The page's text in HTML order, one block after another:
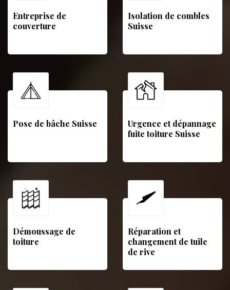
Entreprise de
couverture
Isolation de combles
Suisse
Pose de bâche Suisse
Urgence et dépannage
fuite toiture Suisse
Démoussage de
toiture
Réparation et
changement de tuile
de rive